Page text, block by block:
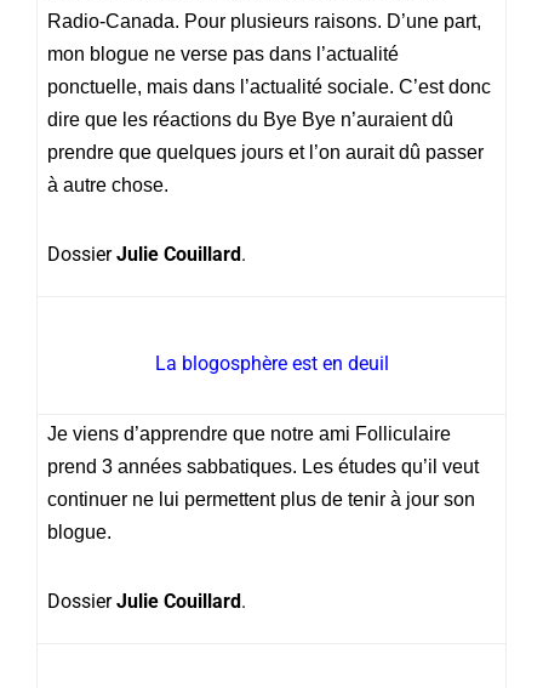
Radio-Canada. Pour plusieurs raisons. D’une part,
mon blogue ne verse pas dans l’actualité
ponctuelle, mais dans l’actualité sociale. C’est donc
dire que les réactions du Bye Bye n’auraient dû
prendre que quelques jours et l’on aurait dû passer
à autre chose.
DossierJulie Couillard.
La blogosphère est en deuil
Je viens d’apprendre que notre ami Folliculaire
prend 3 années sabbatiques. Les études qu’il veut
continuer ne lui permettent plus de tenir à jour son
blogue.
DossierJulie Couillard.